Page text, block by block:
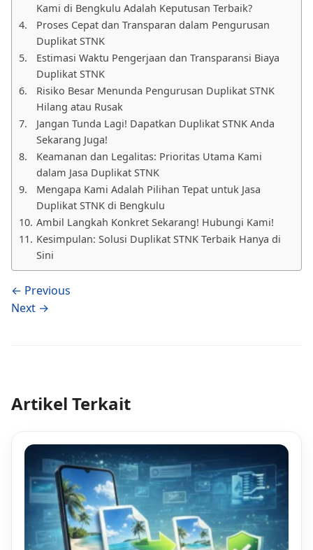
Kami di Bengkulu Adalah Keputusan Terbaik?
Proses Cepat dan Transparan dalam Pengurusan
Duplikat STNK
Estimasi Waktu Pengerjaan dan Transparansi Biaya
Duplikat STNK
Risiko Besar Menunda Pengurusan Duplikat STNK
Hilang atau Rusak
Jangan Tunda Lagi! Dapatkan Duplikat STNK Anda
Sekarang Juga!
Keamanan dan Legalitas: Prioritas Utama Kami
dalam Jasa Duplikat STNK
Mengapa Kami Adalah Pilihan Tepat untuk Jasa
Duplikat STNK di Bengkulu
Ambil Langkah Konkret Sekarang! Hubungi Kami!
Kesimpulan: Solusi Duplikat STNK Terbaik Hanya di
Sini
← Previous
Next →
Artikel Terkait